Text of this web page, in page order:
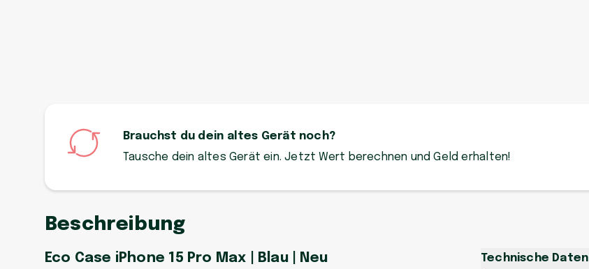
Brauchst du dein altes Gerät noch?
Tausche dein altes Gerät ein. Jetzt Wert berechnen und Geld erhalten!
Beschreibung
Eco Case iPhone 15 Pro Max | Blau | Neu Technische Daten